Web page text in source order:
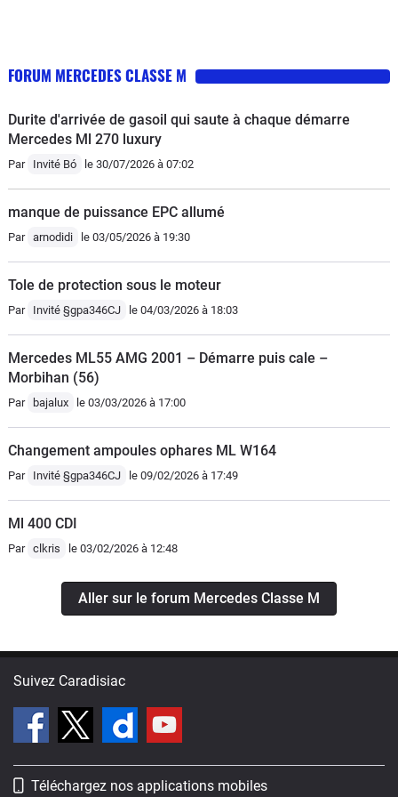
FORUM MERCEDES CLASSE M
Durite d'arrivée de gasoil qui saute à chaque démarre
Mercedes Ml 270 luxury
Par Invité Bó le 30/07/2026 à 07:02
manque de puissance EPC allumé
Par arnodidi le 03/05/2026 à 19:30
Tole de protection sous le moteur
Par Invité §gpa346CJ le 04/03/2026 à 18:03
Mercedes ML55 AMG 2001 – Démarre puis cale –
Morbihan (56)
Par bajalux le 03/03/2026 à 17:00
Changement ampoules ophares ML W164
Par Invité §gpa346CJ le 09/02/2026 à 17:49
Ml 400 CDI
Par clkris le 03/02/2026 à 12:48
Aller sur le forum Mercedes Classe M
Suivez Caradisiac
Téléchargez nos applications mobiles